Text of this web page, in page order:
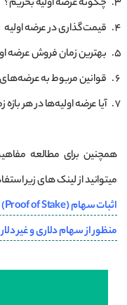
چگونه عرضه اولیه بخریم؟
قیمت ­گذاری در عرضه اولیه
بهترین زمان فروش عرضه
قوانین مربوط به عرضه‌های
آیا عرضه اولیه‌‌ها در هر
همچنین برای مطالعه
میتوانید از لینک های زیر
اثبات سهام (Proof of Stake) چیست و چگونه در کریپتو کار می‌کند؟
منظور از سهام دلاری و غیر